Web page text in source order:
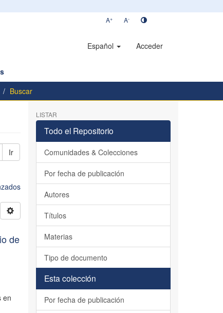
A+ A-
Español Acceder
Buscar
Ir
de
en
LISTAR
Todo el Repositorio
Comunidades & Colecciones
Por fecha de publicación
Autores
Títulos
Materias
Tipo de documento
Esta colección
Por fecha de publicación